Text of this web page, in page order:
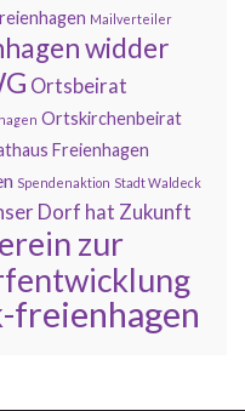
Mailverteiler
widder
Ortsbeirat
Ortskirchenbeirat
Freienhagen
Spendenaktion Stadt Waldeck
Dorf hat Zukunft
zur
freienhagen